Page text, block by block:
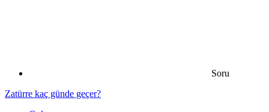
Soru
Zatürre kaç günde geçer?